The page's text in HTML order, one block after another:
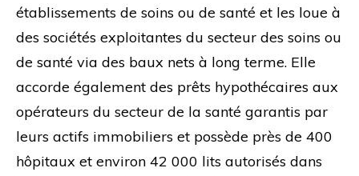
établissements de soins ou de santé et les loue à
des sociétés exploitantes du secteur des soins ou
de santé via des baux nets à long terme. Elle
accorde également des prêts hypothécaires aux
opérateurs du secteur de la santé garantis par
leurs actifs immobiliers et possède près de 400
hôpitaux et environ 42 000 lits autorisés dans